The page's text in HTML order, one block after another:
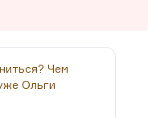
все с
наверное, с
который
Ну, то есть
Чем
Ольги